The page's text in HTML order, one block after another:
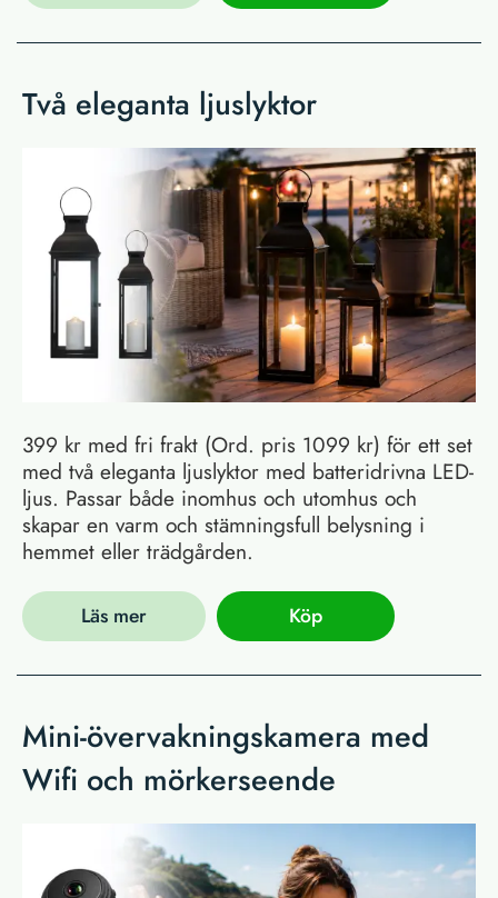
Två eleganta ljuslyktor
399 kr med fri frakt (Ord. pris 1099 kr) för ett set
med två eleganta ljuslyktor med batteridrivna LED-
ljus. Passar både inomhus och utomhus och
skapar en varm och stämningsfull belysning i
hemmet eller trädgården.
Läs mer Köp
Mini-övervakningskamera med
Wifi och mörkerseende